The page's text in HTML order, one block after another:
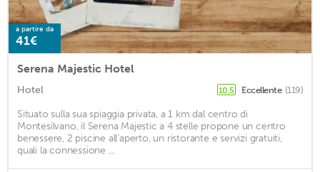
a partire da
41€
Serena Majestic Hotel
Hotel 10,5 Eccellente (119)
Situato sulla sua spiaggia privata, a 1 km dal centro di
Montesilvano, il Serena Majestic a 4 stelle propone un centro
benessere, 2 piscine all'aperto, un ristorante e servizi gratuiti,
quali la connessione ...